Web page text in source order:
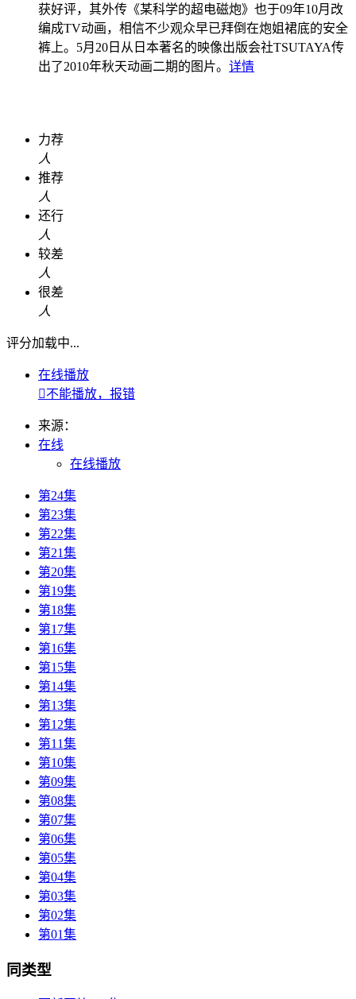
获好评，其外传《某科学的超电磁炮》也于09年10月改
编成TV动画，相信不少观众早已拜倒在炮姐裙底的安全
裤上。5月20日从日本著名的映像出版会社TSUTAYA传
出了2010年秋天动画二期的图片。 详情
力荐
人
推荐
人
还行
人
较差
人
很差
人
评分加载中...
在线播放
不能播放，报错
来源：
在线
在线播放
第24集
第23集
第22集
第21集
第20集
第19集
第18集
第17集
第16集
第15集
第14集
第13集
第12集
第11集
第10集
第09集
第08集
第07集
第06集
第05集
第04集
第03集
第02集
第01集
同类型